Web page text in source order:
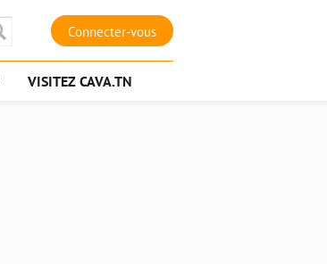
Connecter-vous
VISITEZ CAVA.TN